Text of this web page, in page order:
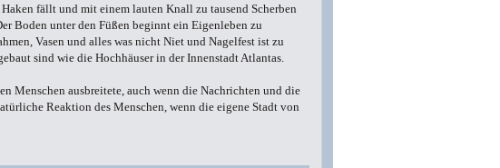
fällt und mit einem lauten Knall zu tausend Scherben
Boden unter den Füßen beginnt ein Eigenleben zu
Vasen und alles was nicht Niet und Nagelfest ist zu
sind wie die Hochhäuser in der Innenstadt Atlantas.
Menschen ausbreitete, auch wenn die Nachrichten und die
Reaktion des Menschen, wenn die eigene Stadt von